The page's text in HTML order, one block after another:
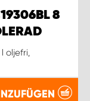
8
oljefri,